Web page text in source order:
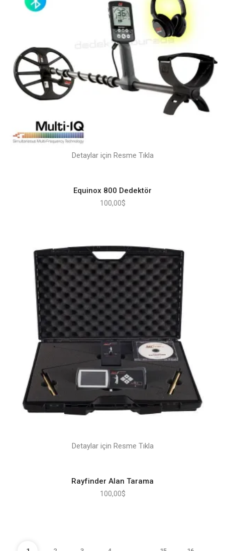
Detaylar için Resme Tıkla
Equinox 800 Dedektör
100,00$
Detaylar için Resme Tıkla
Rayfinder Alan Tarama
100,00$